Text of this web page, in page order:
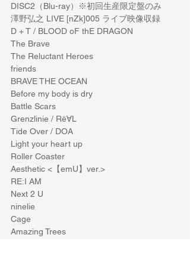
DISC2（Blu-ray）※初回生産限定盤のみ
澤野弘之 LIVE [nZk]005 ライブ映像収録
D + T / BLOOD oF thE DRAGON
The Brave
The Reluctant Heroes
friends
BRAVE THE OCEAN
Before my body is dry
Battle Scars
Grenzlinie / Rё∀L
Tide Over / DOA
Light your heart up
Roller Coaster
Aesthetic <【emU】ver.>
RE:I AM
Next 2 U
ninelie
Cage
Amazing Trees